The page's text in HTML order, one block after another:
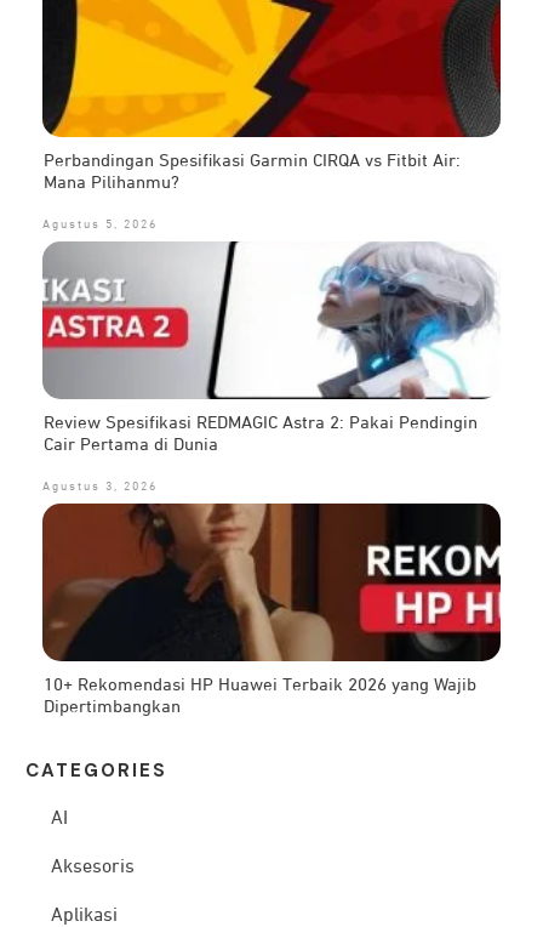
Perbandingan Spesifikasi Garmin CIRQA vs Fitbit Air:
Mana Pilihanmu?
Agustus 5, 2026
Review Spesifikasi REDMAGIC Astra 2: Pakai Pendingin
Cair Pertama di Dunia
Agustus 3, 2026
10+ Rekomendasi HP Huawei Terbaik 2026 yang Wajib
Dipertimbangkan
CATEG ORIES
AI
Aksesoris
Aplikasi